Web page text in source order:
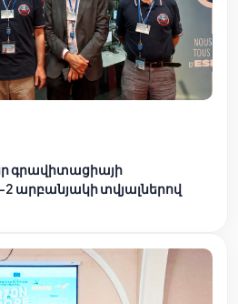
գրավիտացիայի
2 արբանյակի տվյալներով